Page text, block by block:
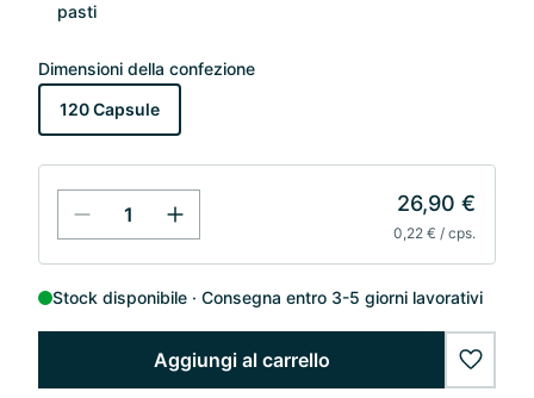
pasti
Dimensioni della confezione
120 Capsule
26,90 €
0,22 € / cps.
Stock disponibile Consegna entro 3-5 giorni lavorativi
Aggiungi al carrello